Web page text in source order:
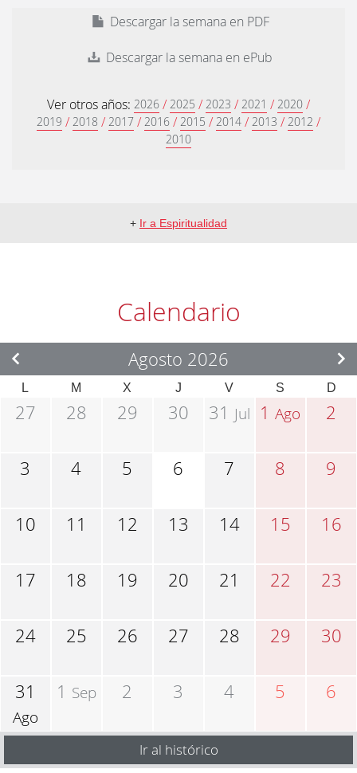
Descargar la semana en PDF
Descargar la semana en ePub
Ver otros años: 2026 / 2025 / 2023 / 2021 / 2020 /
2019 / 2018 / 2017 / 2016 / 2015 / 2014 / 2013 / 2012 /
2010
+ Ir a Espiritualidad
Calendario
Agosto 2026
L M X J V S D
27 28 29 30 31 Jul 1Ago 2
3 4 5 6 7 8 9
10 11 12 13 14 15 16
17 18 19 20 21 22 23
24 25 26 27 28 29 30
31
Ago
1 Sep 2 3 4 5 6
Ir al histórico